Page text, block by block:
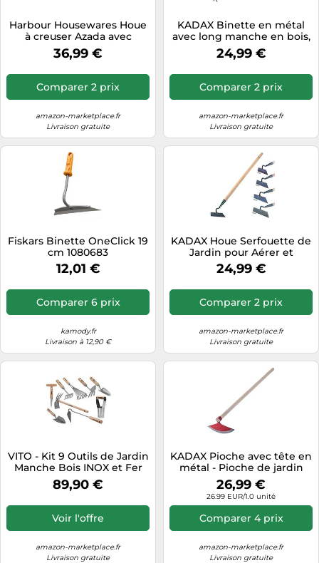
Tondeuses cheveux & barbe
Téléphonie
Téléviseurs
Télévision & vidéo
Électroménager
Harbour Housewares Houe
à creuser Azada avec
manche en bois - 110 cm -
Houe de jardin pleine
jardinage pour le jardinage,
creuser le sol, le
l'aménagement
36,99 €
Comparer 2 prix
amazon-marketplace.fr
Livraison gratuite
KADAX Binette en métal
avec long manche en bois,
double binette pour le
jardin, pour ameublir, aérer
(long, rectangle - 3 dents,
avec manche en bois)
24,99 €
Comparer 2 prix
amazon-marketplace.fr
Livraison gratuite
Fiskars Binette OneClick 19
cm 1080683
12,01 €
Comparer 6 prix
kamody.fr
Livraison à 12,90 €
KADAX Houe Serfouette de
Jardin pour Aérer et
Désherber Le Sol pour
Jardin Feuille en Métal
Accessoire de Jardin
Herbeuse pour Enlever les
mauvaises herbes
Travail 14 cm, avec
24,99 €
Comparer 2 prix
amazon-marketplace.fr
Livraison gratuite
VITO - Kit 9 Outils de Jardin
Manche Bois INOX et Fer
forgés Haute qualité Outils
de Jardin
89,90 €
Voir l'offre
amazon-marketplace.fr
Livraison gratuite
KADAX Pioche avec tête en
métal - Pioche de jardin
avec manche en bois -
Pioche pour enlever les
mauvaises herbes -
Accessoire de jardin à
désherber (demi-circulaire,
26,99 €
26.99 EUR/1.0 unité
Comparer 4 prix
amazon-marketplace.fr
Livraison gratuite